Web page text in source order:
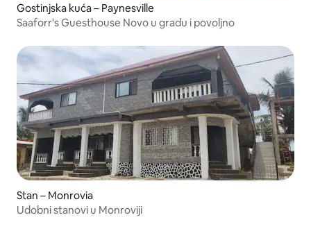
Gostinjska kuća – Paynesville
Saaforr's Guesthouse Novo u gradu i povoljno
Stan – Monrovia
Udobni stanovi u Monroviji